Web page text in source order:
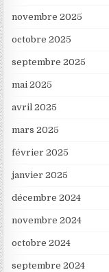
novembre 2025
octobre 2025
septembre 2025
mai 2025
avril 2025
mars 2025
février 2025
janvier 2025
décembre 2024
novembre 2024
octobre 2024
septembre 2024